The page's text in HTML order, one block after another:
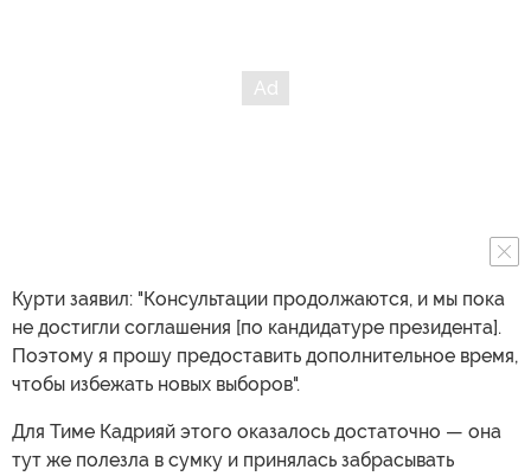
Курти заявил: "Консультации продолжаются, и мы пока
не достигли соглашения [по кандидатуре президента].
Поэтому я прошу предоставить дополнительное время,
чтобы избежать новых выборов".
Для Тиме Кадрияй этого оказалось достаточно — она
тут же полезла в сумку и принялась забрасывать